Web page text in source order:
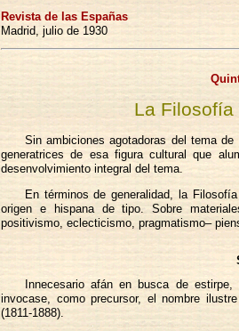
Revista de las Españas
Madrid, julio de 1930
La
Sin ambiciones agotadoras del tema
generatrices de esa figura cultural que
desenvolvimiento integral del tema.
En términos de generalidad, la
origen e hispana de tipo. Sobre
positivismo, eclecticismo, pragmatismo–
Innecesario afán en busca de
invocase, como precursor, el nombre
(1811-1888).